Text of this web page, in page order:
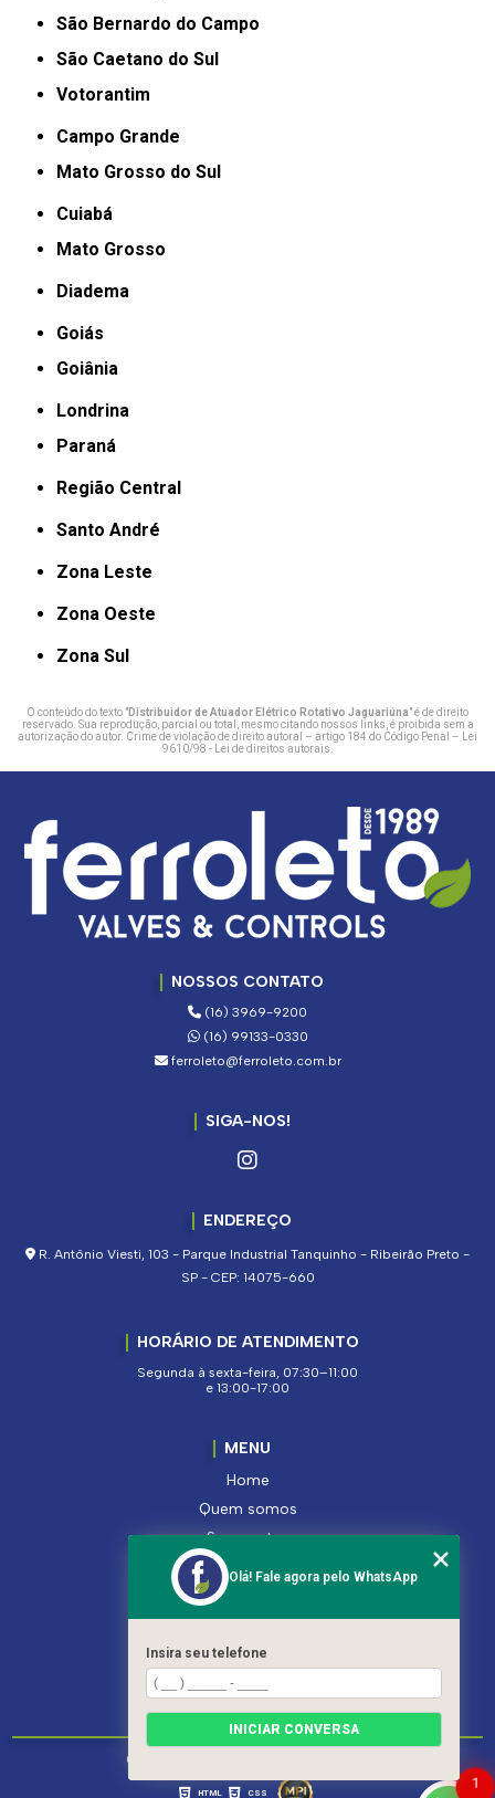
São Bernardo do Campo
São Caetano do Sul
Votorantim
Campo Grande
Mato Grosso do Sul
Cuiabá
Mato Grosso
Diadema
Goiás
Goiânia
Londrina
Paraná
Região Central
Santo André
Zona Leste
Zona Oeste
Zona Sul
O conteúdo do texto "Distribuidor de Atuador Elétrico Rotativo Jaguariúna" é de direito
reservado. Sua reprodução, parcial ou total, mesmo citando nossos links, é proibida sem a
autorização do autor. Crime de violação de direito autoral – artigo 184 do Código Penal –
Lei
9610/98 - Lei de direitos autorais
NOSSOS CONTATO
(16) 3969-9200
(16) 99133-0330
ferroleto@ferroleto.com.br
SIGA-NOS!
ENDEREÇO
R. Antônio Viesti, 103 - Parque Industrial Tanquinho - Ribeirão Preto -
SP - CEP: 14075-660
HORÁRIO DE ATENDIMENTO
Segunda à sexta-feira, 07:30–11:00
e 13:00-17:00
MENU
Home
Quem somos
Segmentos
Serviços
Produtos
Contato
Categorias
Mapa do site
Copyright © Ferroleto. (Lei 9610 de 19/02/1998)
HTML CSS
1
Olá! Fale agora pelo WhatsApp
Insira seu telefone
INICIAR CONVERSA